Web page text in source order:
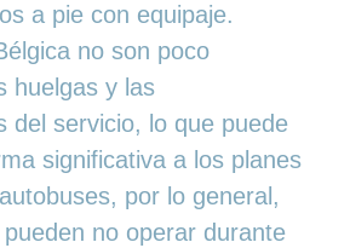
a pie con equipaje.
no son poco
huelgas y las
del servicio, lo que puede
significativa a los planes
por lo general,
no operar durante